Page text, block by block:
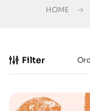
HOME
Filter